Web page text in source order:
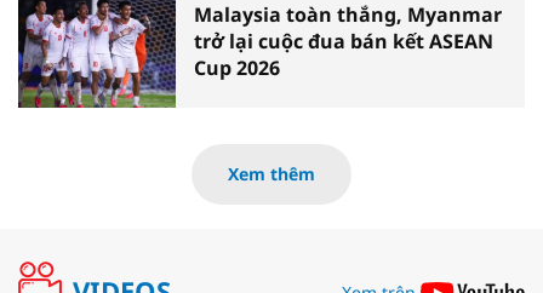
Malaysia toàn thắng, Myanmar
trở lại cuộc đua bán kết ASEAN
Cup 2026
Xem thêm